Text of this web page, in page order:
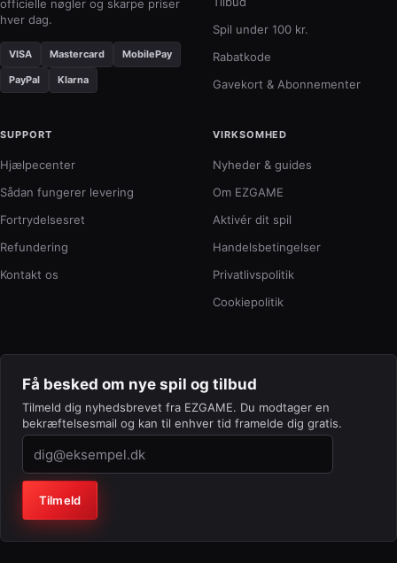
officielle nøgler og skarpe priser
hver dag.
VISA Mastercard MobilePay
PayPal Klarna
Spil under 100 kr.
Rabatkode
Gavekort & Abonnementer
SUPPORT
Hjælpecenter
Sådan fungerer levering
Fortrydelsesret
Refundering
Kontakt os
VIRKSOMHED
Nyheder & guides
Om EZGAME
Aktivér dit spil
Handelsbetingelser
Privatlivspolitik
Cookiepolitik
Få besked om nye spil og tilbud
Tilmeld dig nyhedsbrevet fra EZGAME. Du modtager en
bekræftelsesmail og kan til enhver tid framelde dig gratis.
Virksomhed (lad feltet stå tomt)
Tilmeld